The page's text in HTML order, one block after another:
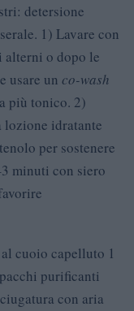
detersione
1) Lavare con
alterni o dopo le
usare un co-wash
più tonico. 2)
lozione idratante
per sostenere
minuti con siero
cuoio capelluto 1
purificanti
con aria